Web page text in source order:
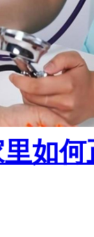
如